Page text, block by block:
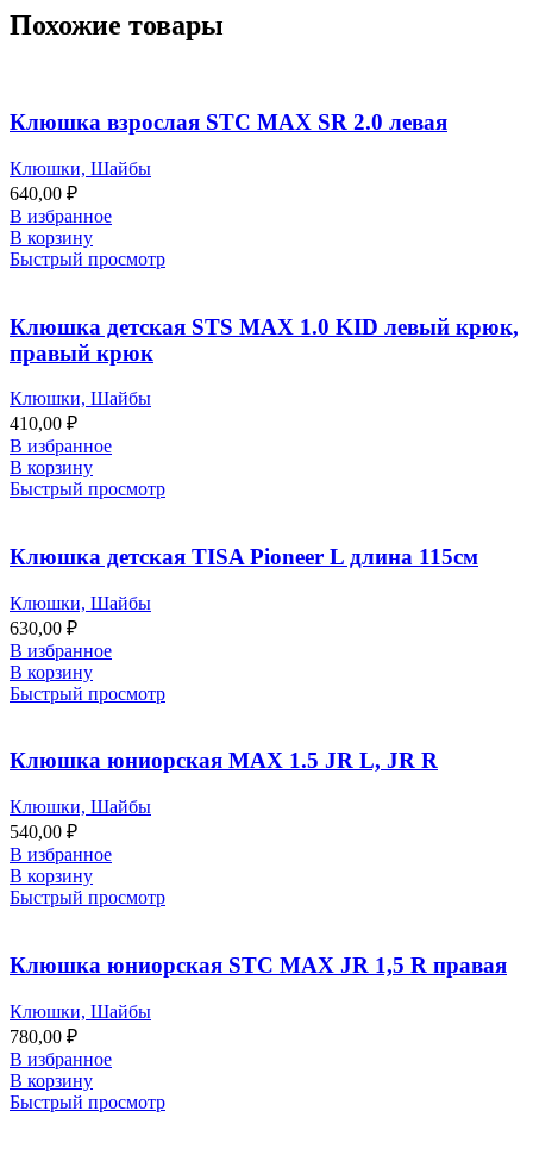
2.0
Похожие товары
Клюшка взрослая STC MAX SR 2.0 левая
Клюшки, Шайбы
640,00 ₽
В избранное
В корзину
Быстрый просмотр
Клюшка детская STS MAX 1.0 KID левый крюк,
правый крюк
Клюшки, Шайбы
410,00 ₽
В избранное
В корзину
Быстрый просмотр
Клюшка детская TISA Pioneer L длина 115см
Клюшки, Шайбы
630,00 ₽
В избранное
В корзину
Быстрый просмотр
Клюшка юниорская MAX 1.5 JR L, JR R
Клюшки, Шайбы
540,00 ₽
В избранное
В корзину
Быстрый просмотр
Клюшка юниорская STC MAX JR 1,5 R правая
Клюшки, Шайбы
780,00 ₽
В избранное
В корзину
Быстрый просмотр